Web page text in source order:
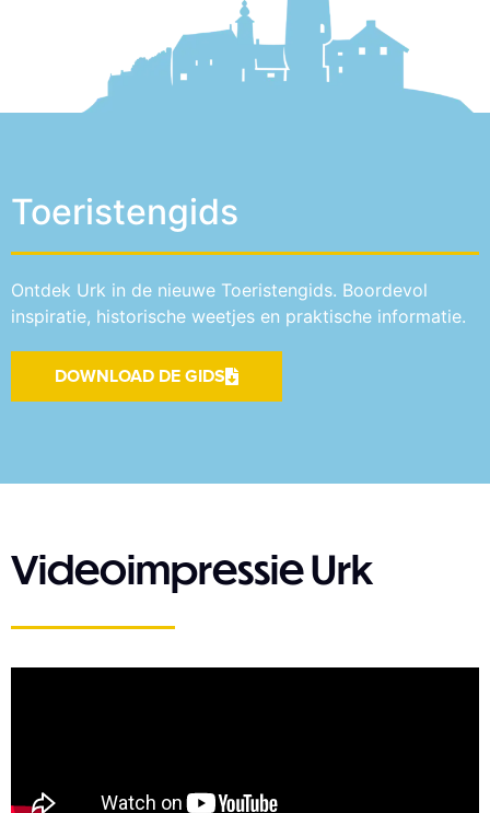
Toeristengids
Ontdek Urk in de nieuwe Toeristengids. Boordevol
inspiratie, historische weetjes en praktische informatie.
DOWNLOAD DE GIDS
Videoimpressie Urk